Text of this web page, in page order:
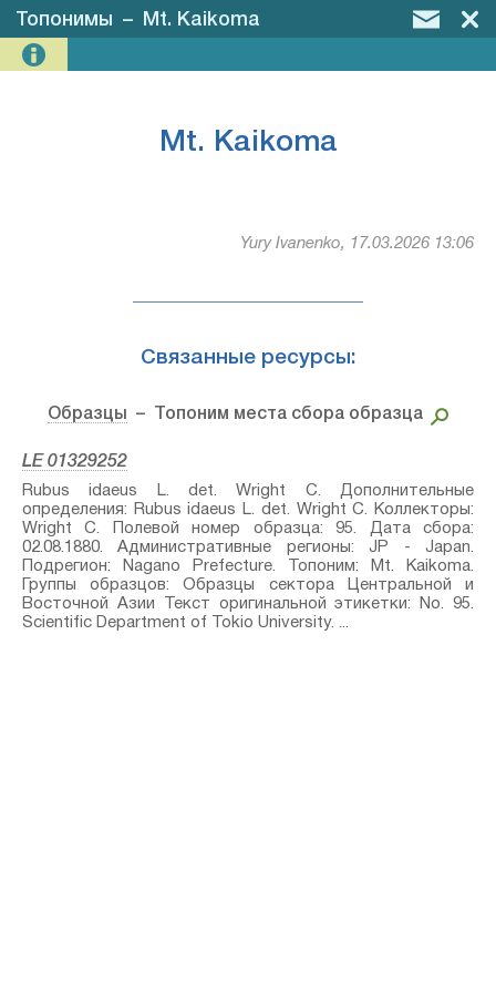
Топонимы – Mt. Kaikoma
Mt. Kaikoma
Yury Ivanenko, 17.03.2026 13:06
Связанные ресурсы:
Образцы – Топоним места сбора образца
LE 01329252
Rubus idaeus L.⁣ det. Wright C. Дополнительные
определения: Rubus idaeus L.⁣ det. Wright C. Коллекторы:
Wright C. Полевой номер образца: 95. Дата сбора:
02.08.1880. Административные регионы: JP - Japan.
Подрегион: Nagano Prefecture. Топоним: Mt. Kaikoma.
Группы образцов: Образцы сектора Центральной и
Восточной Азии Текст оригинальной этикетки: No. 95.
Scientific Department of Tokio University. ...